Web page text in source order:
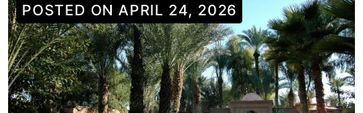
POSTED ON APRIL 24, 2026